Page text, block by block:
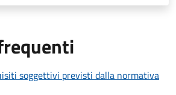
soggettivi previsti dalla normativa